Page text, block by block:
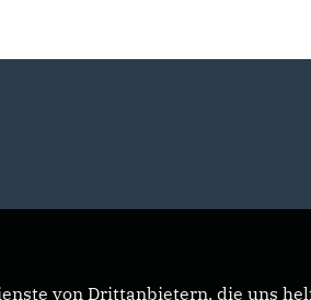
von Drittanbietern, die uns